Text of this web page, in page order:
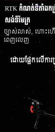
RTK កំណត់ទីតាំងក
សង់ទីមែត្រ
ច្បាស់លាស់,​ ហោះហើរ
ពេញលេញ
ដោយផ្អែកលើកា